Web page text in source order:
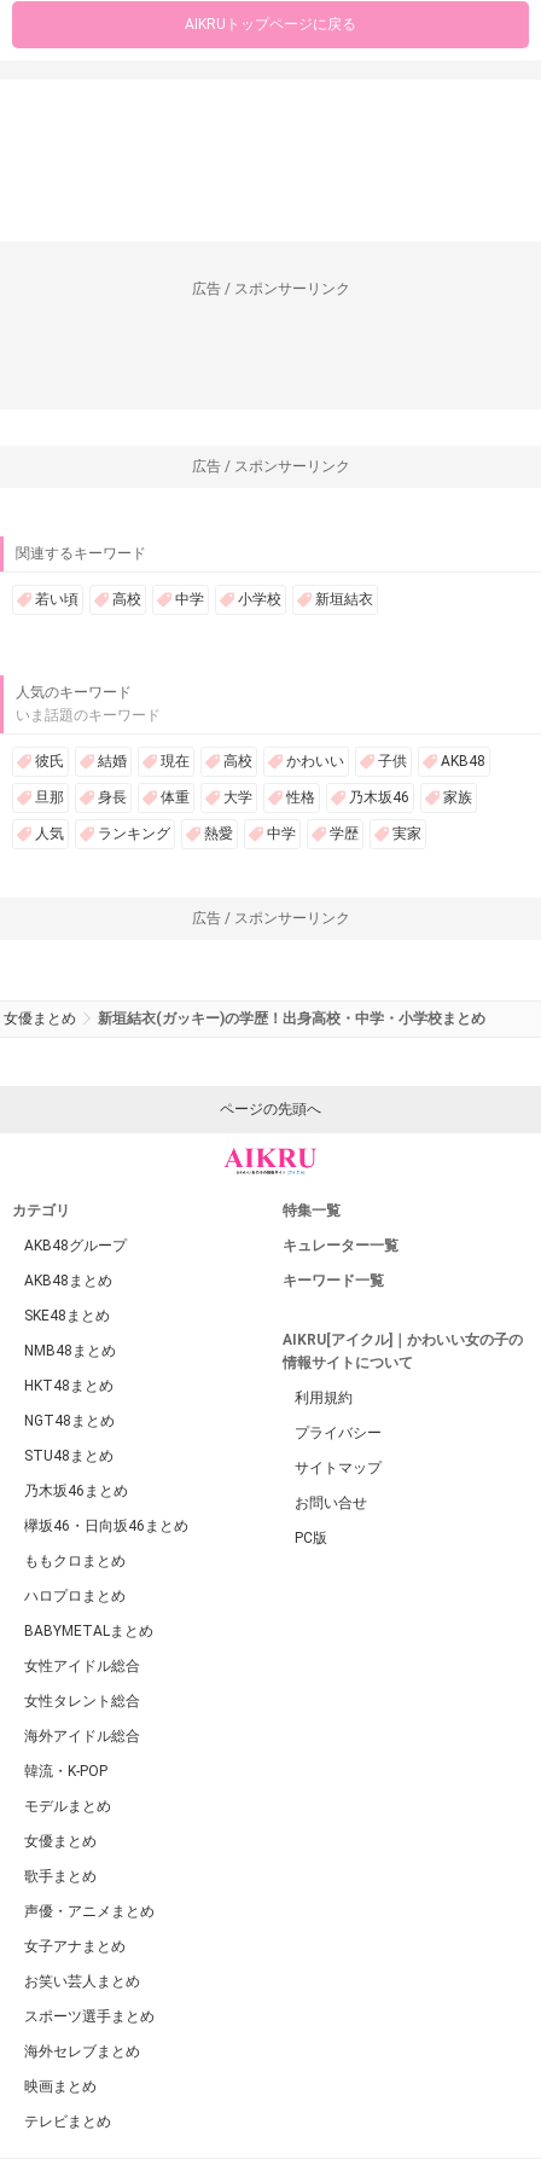
AIKRUトップページに戻る
広告 / スポンサーリンク
広告 / スポンサーリンク
関連するキーワード
若い頃 高校 中学 小学校 新垣結衣
人気のキーワード
いま話題のキーワード
彼氏 結婚 現在 高校 かわいい 子供 AKB48
旦那 身長 体重 大学 性格 乃木坂46 家族
人気 ランキング 熱愛 中学 学歴 実家
広告 / スポンサーリンク
女優まとめ 新垣結衣(ガッキー)の学歴！出身高校・中学・小学校まとめ
ページの先頭へ
カテゴリ
AKB48グループ
AKB48まとめ
SKE48まとめ
NMB48まとめ
HKT48まとめ
NGT48まとめ
STU48まとめ
乃木坂46まとめ
欅坂46・日向坂46まとめ
ももクロまとめ
ハロプロまとめ
BABYMETALまとめ
女性アイドル総合
女性タレント総合
海外アイドル総合
韓流・K-POP
モデルまとめ
女優まとめ
歌手まとめ
声優・アニメまとめ
女子アナまとめ
お笑い芸人まとめ
スポーツ選手まとめ
海外セレブまとめ
映画まとめ
テレビまとめ
特集一覧
キュレーター一覧
キーワード一覧
AIKRU[アイクル]｜かわいい女の子の
情報サイトについて
利用規約
プライバシー
サイトマップ
お問い合せ
PC版